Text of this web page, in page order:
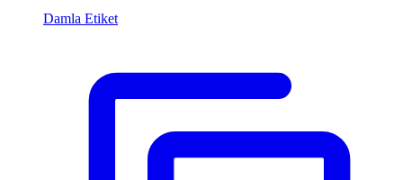
Damla Etiket